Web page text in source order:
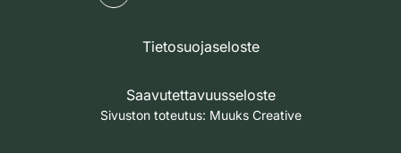
Tietosuojaseloste
Saavutettavuusseloste
Sivuston toteutus: Muuks Creative